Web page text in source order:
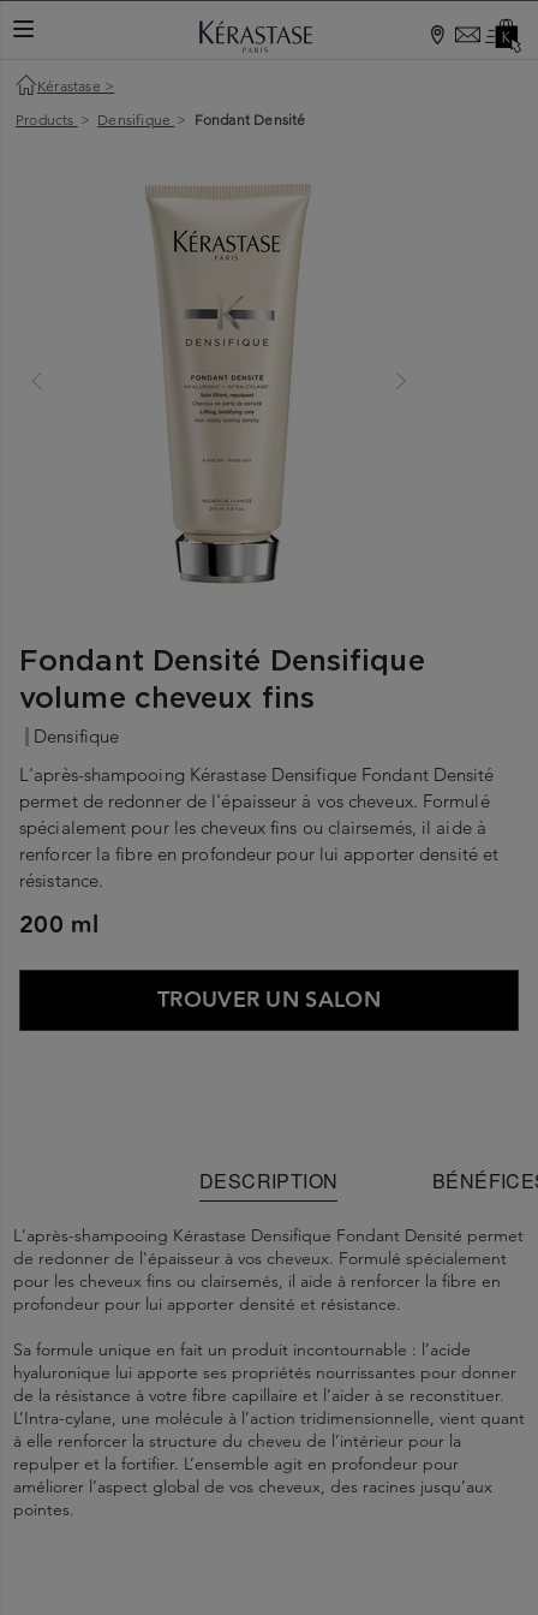
TOGGLE NAVIGATION
Kérastase >
Products > Densifique > Fondant Densité
Fondant Densité Densifique
volume cheveux fins
Densifique
L'après-shampooing Kérastase Densifique Fondant Densité
permet de redonner de l'épaisseur à vos cheveux. Formulé
spécialement pour les cheveux fins ou clairsemés, il aide à
renforcer la fibre en profondeur pour lui apporter densité et
résistance.
200 ml
TROUVER UN SALON
DESCRIPTION
L'après-shampooing Kérastase Densifique Fondant Densité permet
de redonner de l'épaisseur à vos cheveux. Formulé spécialement
pour les cheveux fins ou clairsemés, il aide à renforcer la fibre en
profondeur pour lui apporter densité et résistance.
Sa formule unique en fait un produit incontournable : l’acide
hyaluronique lui apporte ses propriétés nourrissantes pour donner
de la résistance à votre fibre capillaire et l’aider à se reconstituer.
L’Intra-cylane, une molécule à l’action tridimensionnelle, vient quant
à elle renforcer la structure du cheveu de l’intérieur pour la
repulper et la fortifier. L’ensemble agit en profondeur pour
améliorer l’aspect global de vos cheveux, des racines jusqu’aux
pointes.